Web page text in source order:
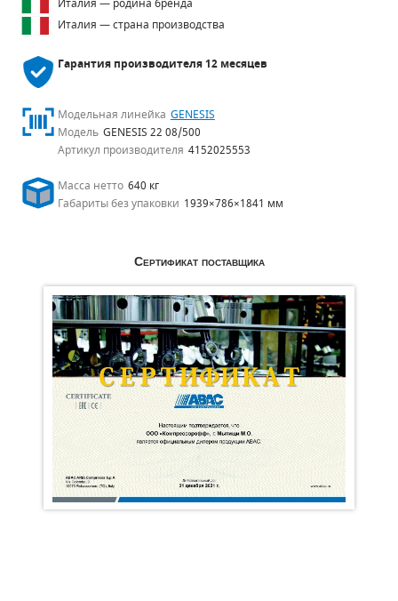
Италия — родина бренда
Италия — страна производства
Гарантия производителя12 месяцев
Модельная линейка GENESIS
Модель GENESIS 22 08/500
Артикул производителя 4152025553
Масса нетто 640 кг
Габариты без упаковки 1939×786×1841 мм
Сертификат поставщика